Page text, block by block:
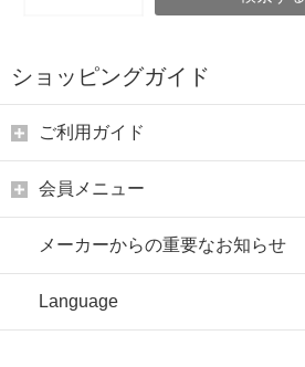
ショッピングガイド
ご利用ガイド
会員メニュー
メーカーからの重要なお知らせ
Language